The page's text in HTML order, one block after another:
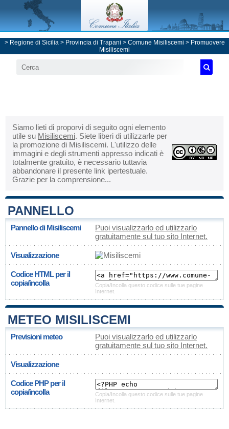
> Regione di Sicilia> Provincia di Trapani > Comune Misiliscemi > Promuovere
Misiliscemi
Siamo lieti di proporvi di seguito ogni elemento
utile su Misiliscemi. Siete liberi di utilizzarle per
la promozione di Misiliscemi. L'utilizzo delle
immagini e degli strumenti appresso indicati è
totalmente gratuito, è necessario tuttavia
abbandonare il presente link ipertestuale.
Grazie per la comprensione...
PANNELLO
Pannello di Misiliscemi
Puoi visualizzarlo ed utilizzarlo
gratuitamente sul tuo sito Internet.
Visualizzazione
Codice HTML per il
copia/incolla
Copia/Incolla questo codice sulle tue pagine
Internet.
METEO MISILISCEMI
Previsioni meteo
Puoi visualizzarlo ed utilizzarlo
gratuitamente sul tuo sito Internet.
Visualizzazione
Codice PHP per il
copia/incolla
Copia/Incolla questo codice sulle tue pagine
Internet.